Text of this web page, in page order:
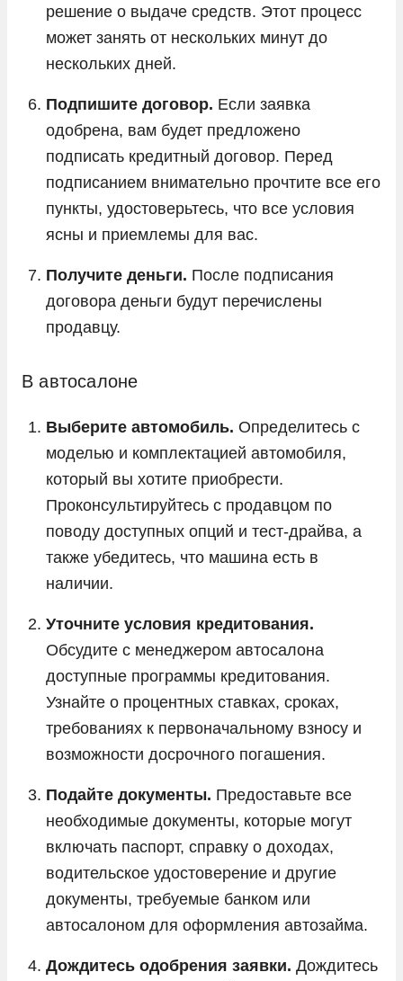
решение о выдаче средств. Этот процесс
может занять от нескольких минут до
нескольких дней.
Подпишите договор. Если заявка
одобрена, вам будет предложено
подписать кредитный договор. Перед
подписанием внимательно прочтите все его
пункты, удостоверьтесь, что все условия
ясны и приемлемы для вас.
Получите деньги. После подписания
договора деньги будут перечислены
продавцу.
В автосалоне
Выберите автомобиль. Определитесь с
моделью и комплектацией автомобиля,
который вы хотите приобрести.
Проконсультируйтесь с продавцом по
поводу доступных опций и тест-драйва, а
также убедитесь, что машина есть в
наличии.
Уточните условия кредитования.
Обсудите с менеджером автосалона
доступные программы кредитования.
Узнайте о процентных ставках, сроках,
требованиях к первоначальному взносу и
возможности досрочного погашения.
Подайте документы. Предоставьте все
необходимые документы, которые могут
включать паспорт, справку о доходах,
водительское удостоверение и другие
документы, требуемые банком или
автосалоном для оформления автозайма.
Дождитесь одобрения заявки. Дождитесь